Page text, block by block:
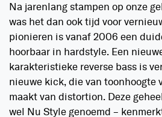
Na jarenlang stampen op onze
was het dan ook tijd voor
pionieren is vanaf 2006 een
hoorbaar in hardstyle. Een
karakteristieke reverse bass is
nieuwe kick, die van toonhoogte
maakt van distortion. Deze
wel Nu Style genoemd –